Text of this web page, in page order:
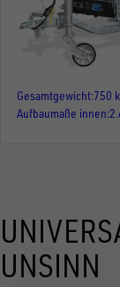
Gesamtgewicht 750
Aufbaumaße innen
UNSINN